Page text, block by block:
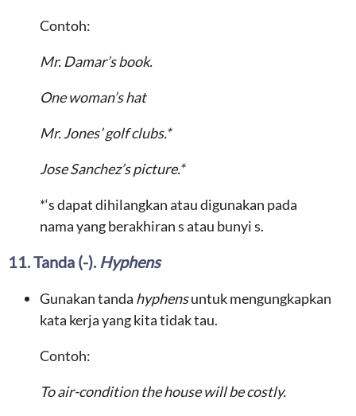
Contoh:
Mr. Damar’s book.
One woman’s hat
Mr. Jones’ golf clubs.*
Jose Sanchez’s picture.*
*‘s dapat dihilangkan atau digunakan pada
nama yang berakhiran s atau bunyi s.
11. Tanda (-). Hyphens
Gunakan tanda hyphensuntuk mengungkapkan
kata kerja yang kita tidak tau.
Contoh:
To air-condition the house will be costly.